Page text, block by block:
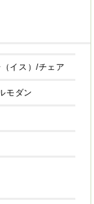
イス）/チェア
モダン